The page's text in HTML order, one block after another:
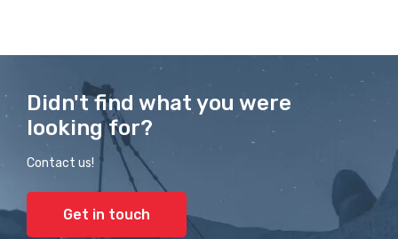
Didn't find what you were
looking for?
Contact us!
Get in touch